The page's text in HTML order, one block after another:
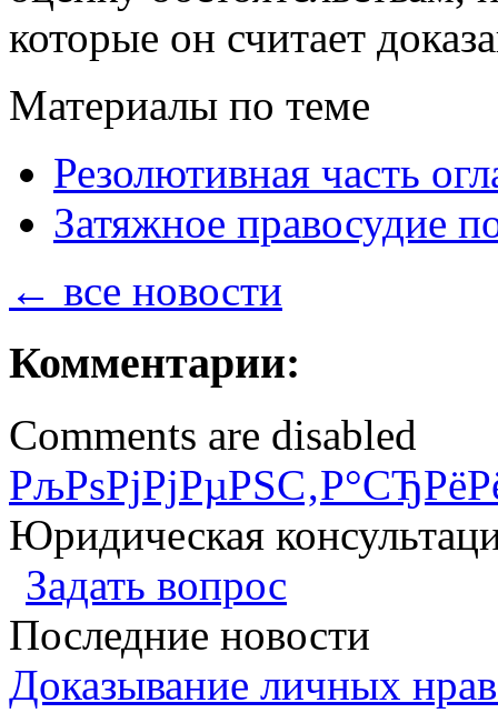
которые он считает
Материалы по теме
Резолютивная часть
Затяжное правосудие
← все новости
Комментарии:
Comments are disabled
Юридическая
Задать вопрос
Последние новости
Доказывание личных